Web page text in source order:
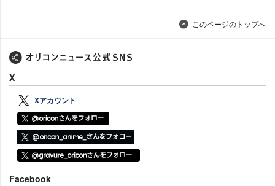
このページのトップへ
X
Xアカウント
Facebook